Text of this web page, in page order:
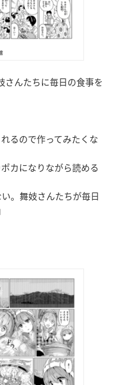
さんたちに毎日の食事を
るので作ってみたくな
カになりながら読める
。舞妓さんたちが毎日